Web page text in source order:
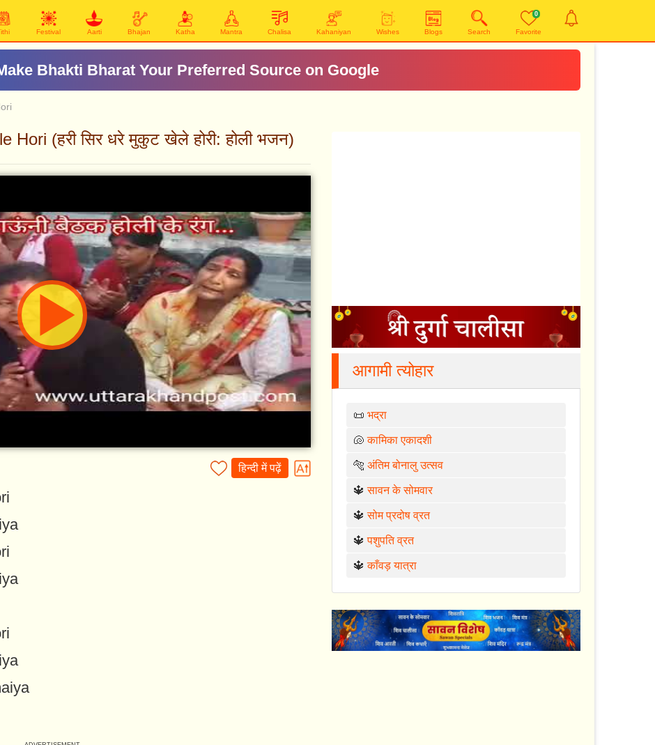
Festival Aarti Bhajan Katha Mantra Chalisa Kahaniyan Wishes Blogs Search
0
Favorite
Bhakti Bharat Your Preferred Source on Google
(हरी सिर धरे मुकुट खेले होरी: होली भजन)
हिन्दी में पढ़ें
आगामी त्योहार
📜भद्रा
🐚कामिका एकादशी
🐅अंतिम बोनालु उत्सव
🔱सावन के सोमवार
🔱सोम प्रदोष व्रत
🔱पशुपति व्रत
🔱काँवड़ यात्रा